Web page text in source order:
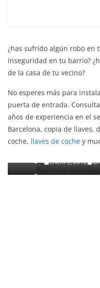
¿has sufrido algún robo en
inseguridad en tu barrio?
de la casa de tu vecino?
No esperes más para
puerta de entrada.
años de experiencia en el
Barcelona, copia de llaves,
coche, llaves de coche y
ENTRETENIMIENTO Y
Slender Man llega al
detalles
enero 3, 2018 Grecia